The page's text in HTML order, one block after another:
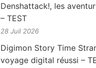
Denshattack!, les
– TEST
28 Juil 2026
Digimon Story Time
voyage digital réussi –